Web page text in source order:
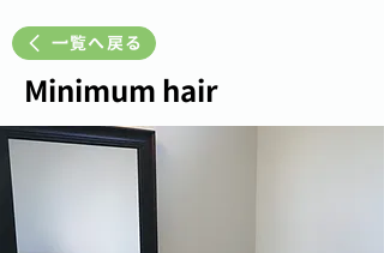
一覧へ戻る
Minimum hair